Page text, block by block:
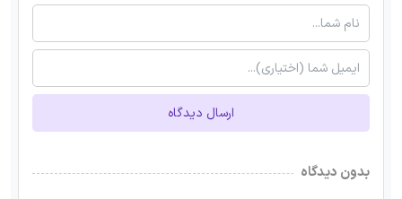
ارسال دیدگاه
بدون دیدگاه